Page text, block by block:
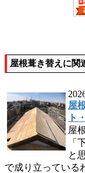
屋根葺き替えに関
屋
ト
屋
「
と
で成り立っている